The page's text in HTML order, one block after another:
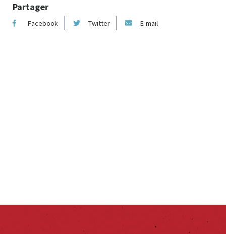
Partager
Facebook Twitter E-mail